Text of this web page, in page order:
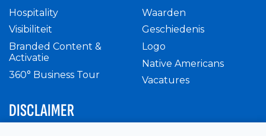
Hospitality
Visibiliteit
Branded Content &
Activatie
360° Business Tour
Waarden
Geschiedenis
Logo
Native Americans
Vacatures
DISCLAIMER